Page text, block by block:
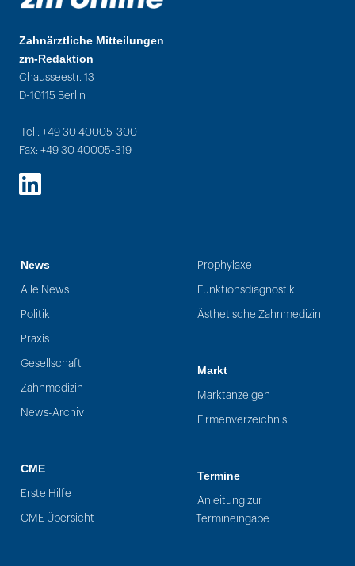
Zahnärztliche Mitteilungen
zm-Redaktion
Chausseestr. 13
D-10115 Berlin
Tel.: +49 30 40005-300
Fax: +49 30 40005-319
LinkedIn
News
Alle News
Politik
Praxis
Gesellschaft
Zahnmedizin
News-Archiv
CME
Erste Hilfe
CME Übersicht
Prophylaxe
Funktionsdiagnostik
Ästhetische Zahnmedizin
Markt
Marktanzeigen
Firmenverzeichnis
Termine
Anleitung zur
Termineingabe